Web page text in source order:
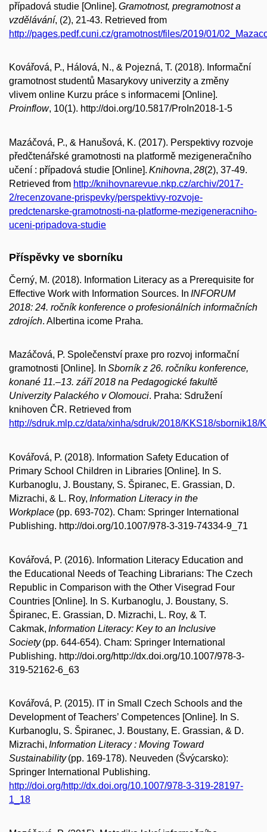
případová studie [Online]. Gramotnost, pregramotnosta
vzdělávání, (2), 21-43. Retrieved from
http://pages.pedf.cuni.cz/gramotnost/files/2019/01/
Kovářová, P., Hálová, N., & Pojezná, T. (2018). Informační
gramotnost studentů Masarykovy univerzity a změny
vlivem online Kurzu práce s informacemi [Online].
Proinflow, 10(1). http://doi.org/10.5817/ProIn2018-1-5
Mazáčová, P., & Hanušová, K. (2017). Perspektivy rozvoje
předčtenářské gramotnosti na platformě mezigeneračního
učení : případová studie [Online]. Knihovna, 28(2), 37-49.
Retrieved from http://knihovnarevue.nkp.cz/archiv/2017-
2/recenzovane-prispevky/perspektivy-rozvoje-
predctenarske-gramotnosti-na-platforme-mezigeneracniho-
uceni-pripadova-studie
Příspěvky ve sborníku
Černý, M. (2018). Information Literacy as a Prerequisite for
Effective Work with Information Sources. In INFORUM
2018: 24. ročník konference o profesionálních informačních
zdrojích. Albertina icome Praha.
Mazáčová, P. Společenství praxe pro rozvoj informační
gramotnosti [Online]. In Sborník z 26. ročníku konference,
konané 11.–13. září 2018 na Pedagogické fakultě
Univerzity Palackého v Olomouci. Praha: Sdružení
knihoven ČR. Retrieved from
http://sdruk.mlp.cz/data/xinha/sdruk/2018/KKS18/sbornik18/
Kovářová, P. (2018). Information Safety Education of
Primary School Children in Libraries [Online]. In S.
Kurbanoglu, J. Boustany, S. Špiranec, E. Grassian, D.
Mizrachi, & L. Roy, Information Literacy in the
Workplace (pp. 693-702). Cham: Springer International
Publishing. http://doi.org/10.1007/978-3-319-74334-9_71
Kovářová, P. (2016). Information Literacy Education and
the Educational Needs of Teaching Librarians: The Czech
Republic in Comparison with the Other Visegrad Four
Countries [Online]. In S. Kurbanoglu, J. Boustany, S.
Špiranec, E. Grassian, D. Mizrachi, L. Roy, & T.
Cakmak, Information Literacy: Key to an Inclusive
Society(pp. 644-654). Cham: Springer International
Publishing. http://doi.org/http://dx.doi.org/10.1007/978-3-
319-52162-6_63
Kovářová, P. (2015). IT in Small Czech Schools and the
Development of Teachers’ Competences [Online]. In S.
Kurbanoglu, S. Špiranec, J. Boustany, E. Grassian, & D.
Mizrachi, Information Literacy : Moving Toward
Sustainability(pp. 169-178). Neuveden (Švýcarsko):
Springer International Publishing.
http://doi.org/http://dx.doi.org/10.1007/978-3-319-28197-
1_18